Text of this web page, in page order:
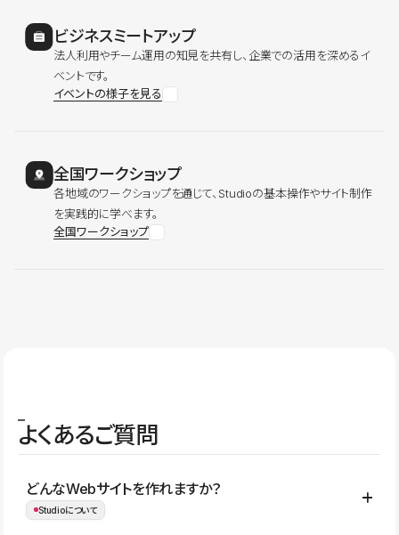
ビジネスミートアップ
法人利用やチーム運用の知見を共有し、企業での活用を深めるイ
ベントです。
イベントの様子を見る
全国ワークショップ
各地域のワークショップを通じて、Studioの基本操作やサイト制作
を実践的に学べます。
全国ワークショップ
よくあるご質問
どんなWebサイトを作れますか？
Studioについて